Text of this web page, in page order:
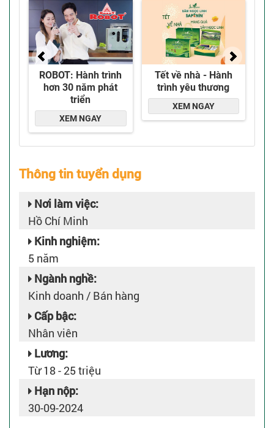
Thông tin tuyển dụng
Nơi làm việc:
Hồ Chí Minh
Kinh nghiệm:
5 năm
Ngành nghề:
Kinh doanh / Bán hàng
Cấp bậc:
Nhân viên
Lương:
Từ 18 - 25 triệu
Hạn nộp:
30-09-2024